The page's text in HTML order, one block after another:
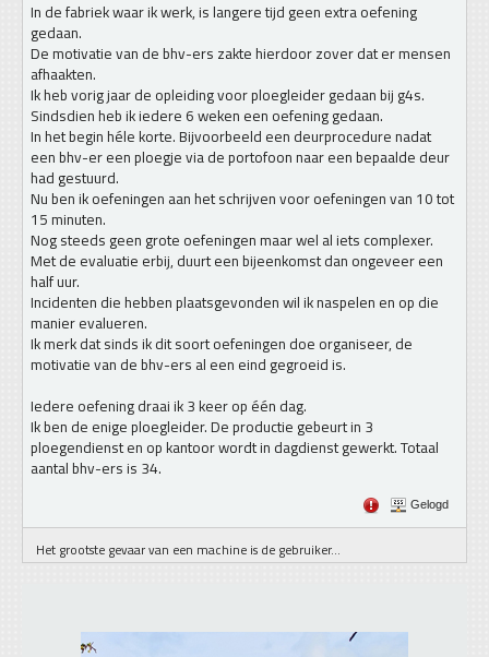
In de fabriek waar ik werk, is langere tijd geen extra oefening
gedaan.
De motivatie van de bhv-ers zakte hierdoor zover dat er mensen
afhaakten.
Ik heb vorig jaar de opleiding voor ploegleider gedaan bij g4s.
Sindsdien heb ik iedere 6 weken een oefening gedaan.
In het begin héle korte. Bijvoorbeeld een deurprocedure nadat
een bhv-er een ploegje via de portofoon naar een bepaalde deur
had gestuurd.
Nu ben ik oefeningen aan het schrijven voor oefeningen van 10 tot
15 minuten.
Nog steeds geen grote oefeningen maar wel al iets complexer.
Met de evaluatie erbij, duurt een bijeenkomst dan ongeveer een
half uur.
Incidenten die hebben plaatsgevonden wil ik naspelen en op die
manier evalueren.
Ik merk dat sinds ik dit soort oefeningen doe organiseer, de
motivatie van de bhv-ers al een eind gegroeid is.
Iedere oefening draai ik 3 keer op één dag.
Ik ben de enige ploegleider. De productie gebeurt in 3
ploegendienst en op kantoor wordt in dagdienst gewerkt. Totaal
aantal bhv-ers is 34.
Gelogd
Het grootste gevaar van een machine is de gebruiker...